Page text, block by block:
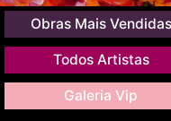
Obras Mais Vendidas
Todos Artistas
Galeria Vip